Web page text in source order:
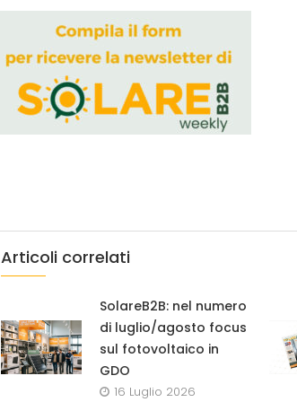
Articoli correlati
SolareB2B: nel numero
di luglio/agosto focus
sul fotovoltaico in
GDO
16 Luglio 2026